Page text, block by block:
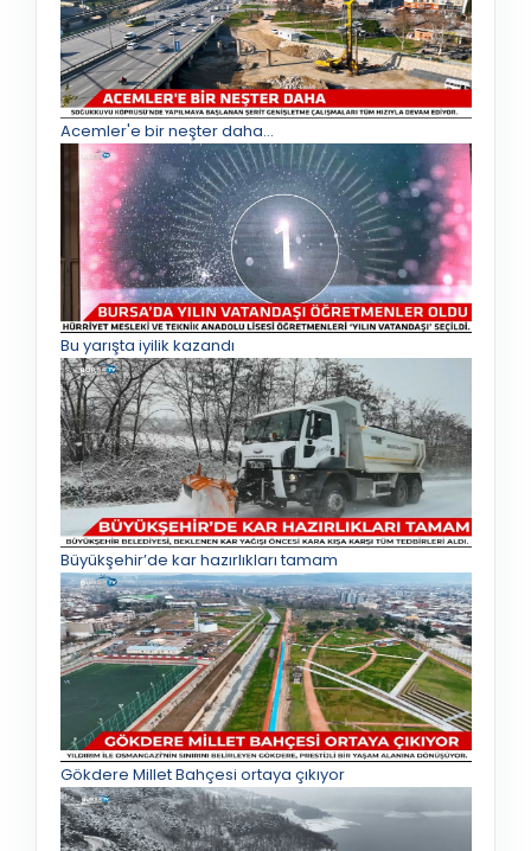
Acemler'e bir neşter daha...
Bu yarışta iyilik kazandı
Büyükşehir’de kar hazırlıkları tamam
Gökdere Millet Bahçesi ortaya çıkıyor